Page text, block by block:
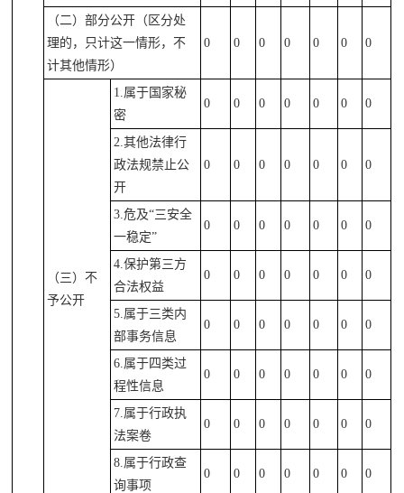
（二）部分公开（区分处
理的，只计这一情形，不
计其他情形）
0 0 0 0 0 0 0
（三）不
予公开
1.属于国家秘
密
0 0 0 0 0 0 0
2.其他法律行
政法规禁止公
开
0 0 0 0 0 0 0
3.危及“三安全
一稳定”
0 0 0 0 0 0 0
4.保护第三方
合法权益
0 0 0 0 0 0 0
5.属于三类内
部事务信息
0 0 0 0 0 0 0
6.属于四类过
程性信息
0 0 0 0 0 0 0
7.属于行政执
法案卷
0 0 0 0 0 0 0
8.属于行政查
询事项
0 0 0 0 0 0 0